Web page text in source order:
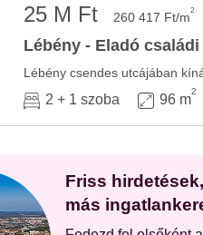
25 M Ft 260 417 Ft/m2
Lébény - Eladó családi
2 + 1 szoba 96 m
2
Friss
más